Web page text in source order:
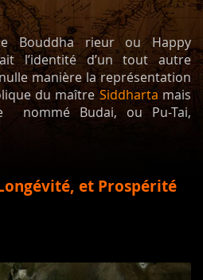
Bouddha rieur ou Happy
l’identité d’un tout autre
manière la représentation
du maîtreSiddharta mais
nommé Budai, ou Pu-Tai,
et Prospérité